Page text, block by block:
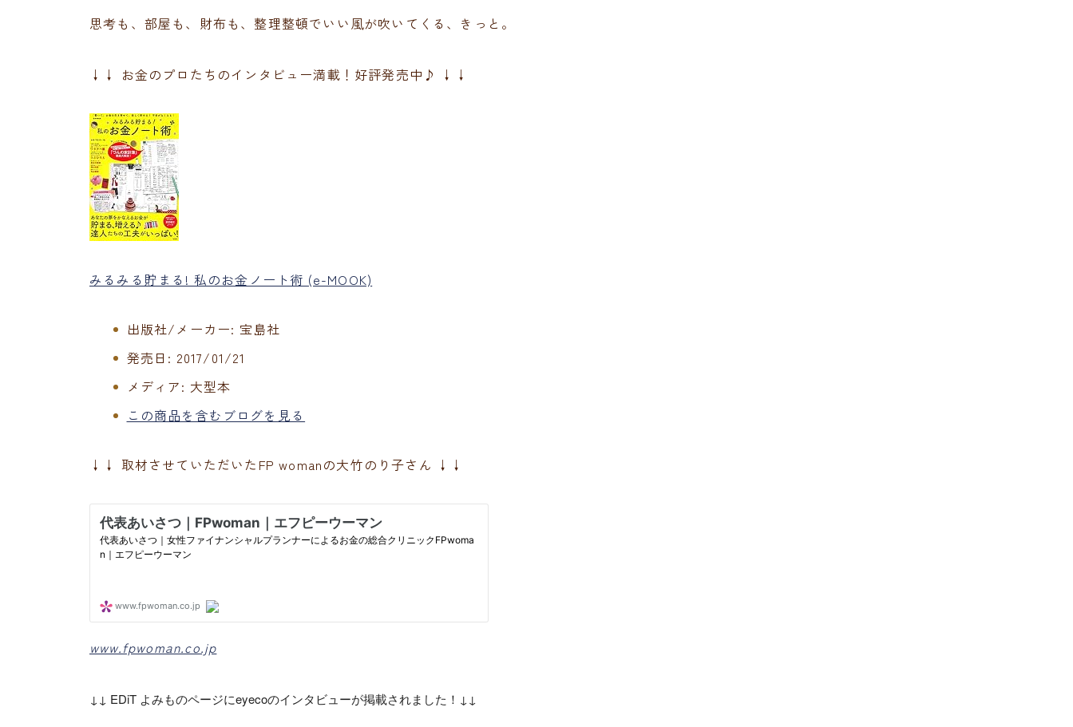
思考も、部屋も、財布も、整理整頓でいい風が吹いてくる、きっと。
↓↓ お金のプロたちのインタビュー満載！好評発売中♪ ↓↓
みるみる貯まる! 私のお金ノート術 (e-MOOK)
出版社/メーカー: 宝島社
発売日: 2017/01/21
メディア: 大型本
この商品を含むブログを見る
↓↓ 取材させていただいたFP womanの大竹のり子さん ↓↓
www.fpwoman.co.jp
↓↓ EDiT よみものページにeyecoのインタビューが掲載されました！↓↓